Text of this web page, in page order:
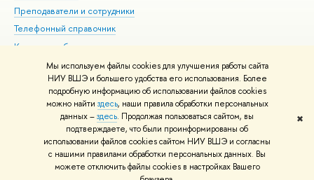
Мы используем файлы cookies для улучшения работы сайта
НИУ ВШЭ и большего удобства его использования. Более
подробную информацию об использовании файлов cookies
можно найти здесь, наши правила обработки персональных
данных –здесь. Продолжая пользоваться сайтом, вы
подтверждаете, что были проинформированы об
использовании файлов cookies сайтом НИУ ВШЭ и согласны
с нашими правилами обработки персональных данных. Вы
можете отключить файлы cookies в настройках Вашего
✖
Преподаватели и сотрудники
Телефонный справочник
Корпуса и общежития
ВШЭ для студентов с ограниченными возможностями
здоровья и инвалидностью
Единая платежная страница
© НИУ ВШЭ 1993–2026 Условия использования материалов Адреса
и контакты Карта сайта
Шрифты HSE Sans и HSE Slab разработаны вШколе дизайна НИУ ВШЭ